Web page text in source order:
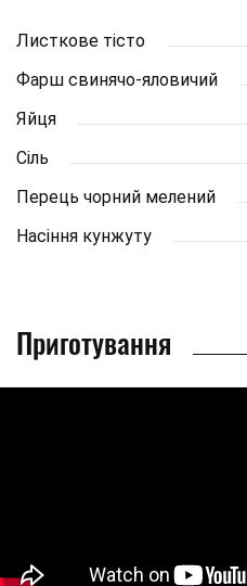
Листкове тісто
Фарш свинячо-яловичий
Яйця
Сіль
Перець чорний мелений
Насіння кунжуту
Приготування